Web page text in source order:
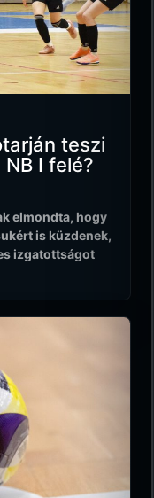
teszi
I felé?
elmondta, hogy
is küzdenek,
izgatottságot